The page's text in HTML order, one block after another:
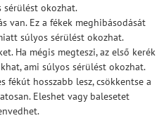
sérülést okozhat.
van. Ez a fékek meghibásodását
súlyos sérülést okozhat.
Ha mégis megteszi, az első kerék
ami súlyos sérülést okozhat.
fékút hosszabb lesz, csökkentse a
Eleshet vagy balesetet